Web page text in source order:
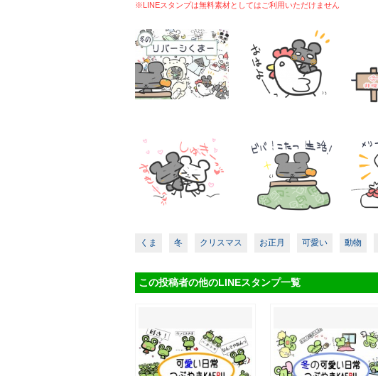
※LINEスタンプは無料素材としてはご利用いただけません
くま 冬 クリスマス お正月 可愛い 動物
この投稿者の他のLINEスタンプ一覧